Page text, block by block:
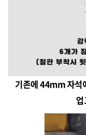
기존에 44mm 자석